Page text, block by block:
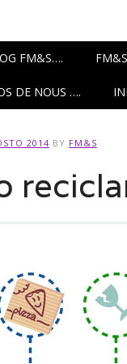
FM&S….
DE NOUS ….
2014 BY FM&S